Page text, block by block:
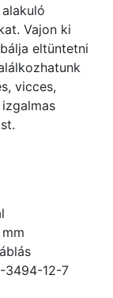
Vajon ki
eltüntetni
vicces,
3494-12-7